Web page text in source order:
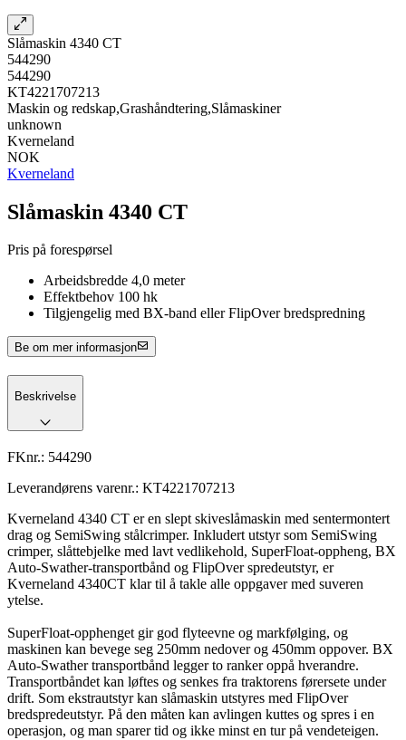
Slåmaskin 4340 CT
544290
544290
KT4221707213
Maskin og redskap,Grashåndtering,Slåmaskiner
unknown
Kverneland
NOK
Kverneland
Slåmaskin 4340 CT
Pris på forespørsel
Arbeidsbredde 4,0 meter
Effektbehov 100 hk
Tilgjengelig med BX-band eller FlipOver bredspredning
Be om mer informasjon
Beskrivelse
FKnr.: 544290
Leverandørens varenr.: KT4221707213
Kverneland 4340 CT er en slept skiveslåmaskin med sentermontert
drag og SemiSwing stålcrimper. Inkludert utstyr som SemiSwing
crimper, slåttebjelke med lavt vedlikehold, SuperFloat-oppheng, BX
Auto-Swather-transportbånd og FlipOver spredeutstyr, er
Kverneland 4340CT klar til å takle alle oppgaver med suveren
ytelse.
SuperFloat-opphenget gir god flyteevne og markfølging, og
maskinen kan bevege seg 250mm nedover og 450mm oppover. BX
Auto-Swather transportbånd legger to ranker oppå hverandre.
Transportbåndet kan løftes og senkes fra traktorens førersete under
drift. Som ekstrautstyr kan slåmaskin utstyres med FlipOver
bredspredeutstyr. På den måten kan avlingen kuttes og spres i en
operasjon, og man sparer tid og ikke minst en tur på vendeteigen.